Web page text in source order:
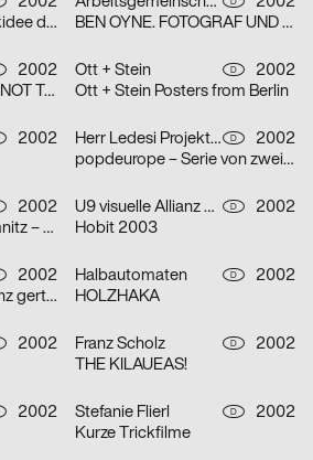
Die Griechische Klassikidee der Wirklichkeit – Serie von zwei Plakaten
D
BEN OYNE. FOTOGRAF UND FILMEMACHER
2002
COEXISTENCE : BI OR NOT TO BE
Ott + Stein D
2002
Ott + Stein Posters from Berlin
2002
Herr Ledesi Projekt- und Werbeagentur D
2002
popdeurope – Serie von zwei Plakaten
2002
Fette Engel über Chemnitz – Serie von vier Plakaten
U9 visuelle Allianz GmbH D
2002
Hobit 2003
2002
eröffnung museum franz gertsch
Halbautomaten D
2002
HOLZHAKA
2002
Franz Scholz D
2002
THE KILAUEAS!
2002
Stefanie Flierl D
2002
Kurze Trickfilme